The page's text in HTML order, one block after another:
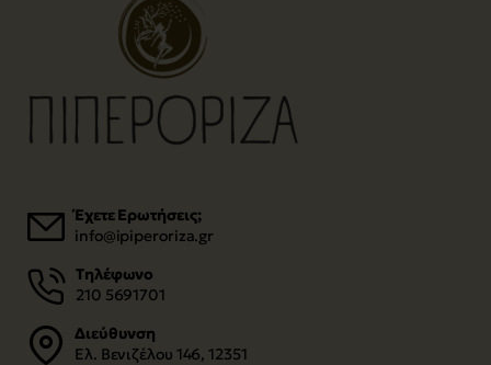
Έχετε Ερωτήσεις;
info@ipiperoriza.gr
Τηλέφωνο
210 5691701
Διεύθυνση
Ελ. Βενιζέλου 146, 12351